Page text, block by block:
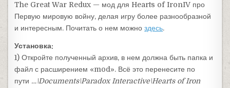
The Great War Redux — мод для Hearts of IronIV про
Первую мировую войну, делая игру более разнообразной
и интересным. Почитать о нем можноздесь.
Установка:
1) Откройте полученный архив, в нем должна быть папка и
файл с расширением «mod». Всё это перенесите по
пути …\Documents\Paradox Interactive\Hearts of Iron